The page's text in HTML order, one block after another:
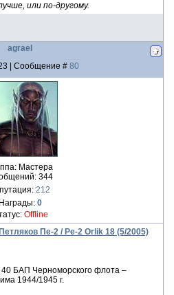
или по-другому.
agrael
| Сообщение # 80
Мастера
344
212
Награды: 0
Offline
Пе-2 / Pe-2 Orlik 18 (5/2005)
БАП Черноморского флота –
1944/1945 г.